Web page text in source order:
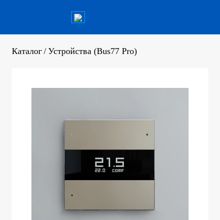
Каталог / Устройства (Bus77 Pro)